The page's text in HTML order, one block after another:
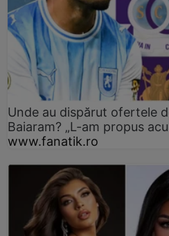
Unde au dispărut ofertele
Baiaram? „L-am propus
www.fanatik.ro